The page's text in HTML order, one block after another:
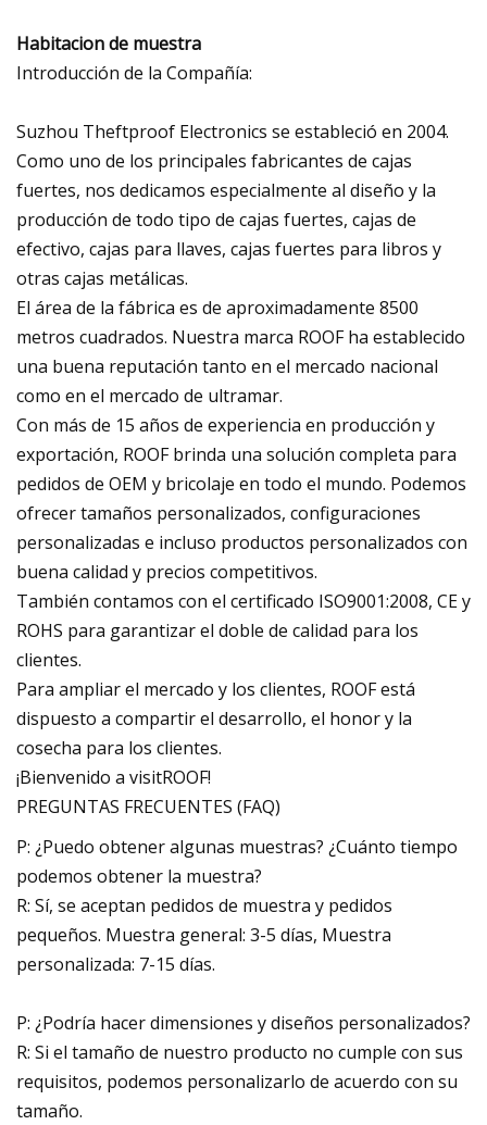
Habitacion de muestra
Introducción de la Compañía:
Suzhou Theftproof Electronics se estableció en 2004.
Como uno de los principales fabricantes de cajas
fuertes, nos dedicamos especialmente al diseño y la
producción de todo tipo de cajas fuertes, cajas de
efectivo, cajas para llaves, cajas fuertes para libros y
otras cajas metálicas.
El área de la fábrica es de aproximadamente 8500
metros cuadrados. Nuestra marca ROOF ha establecido
una buena reputación tanto en el mercado nacional
como en el mercado de ultramar.
Con más de 15 años de experiencia en producción y
exportación, ROOF brinda una solución completa para
pedidos de OEM y bricolaje en todo el mundo. Podemos
ofrecer tamaños personalizados, configuraciones
personalizadas e incluso productos personalizados con
buena calidad y precios competitivos.
También contamos con el certificado ISO9001:2008, CE y
ROHS para garantizar el doble de calidad para los
clientes.
Para ampliar el mercado y los clientes, ROOF está
dispuesto a compartir el desarrollo, el honor y la
cosecha para los clientes.
¡Bienvenido a visitROOF!
PREGUNTAS FRECUENTES (FAQ)
P: ¿Puedo obtener algunas muestras? ¿Cuánto tiempo
podemos obtener la muestra?
R: Sí, se aceptan pedidos de muestra y pedidos
pequeños. Muestra general: 3-5 días, Muestra
personalizada: 7-15 días.
P: ¿Podría hacer dimensiones y diseños personalizados?
R: Si el tamaño de nuestro producto no cumple con sus
requisitos, podemos personalizarlo de acuerdo con su
tamaño.